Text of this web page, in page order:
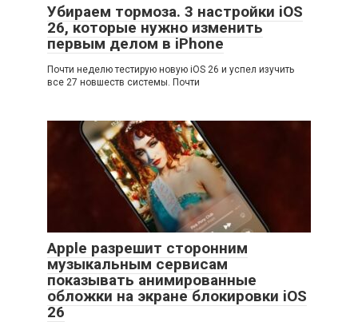
Убираем тормоза. 3 настройки iOS
26, которые нужно изменить
первым делом в iPhone
Почти неделю тестирую новую iOS 26 и успел изучить
все 27 новшеств системы. Почти
Apple разрешит сторонним
музыкальным сервисам
показывать анимированные
обложки на экране блокировки iOS
26